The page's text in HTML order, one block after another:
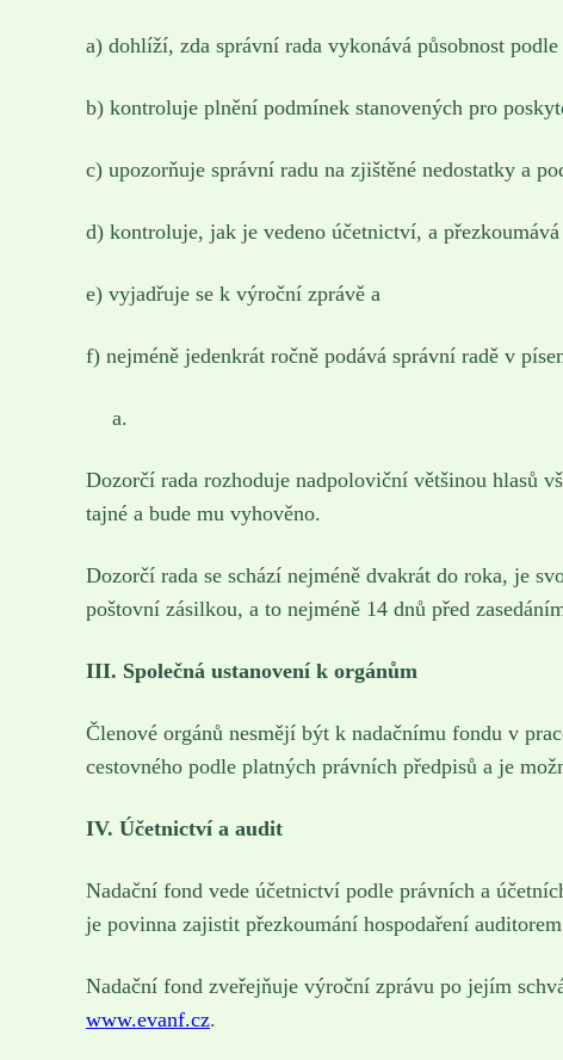
a) dohlíží, zda správní rada vykonává působnost
b) kontroluje plnění podmínek stanovených pro
c) upozorňuje správní radu na zjištěné nedostatky a
d) kontroluje, jak je vedeno účetnictví, a
e) vyjadřuje se k výroční zprávě a
f) nejméně jedenkrát ročně podává správní radě v
Dozorčí rada rozhoduje nadpoloviční většinou hlasů
tajné a bude mu vyhověno.
Dozorčí rada se schází nejméně dvakrát do roka, je
poštovní zásilkou, a to nejméně 14 dnů před
III. Společná ustanovení k orgánům
Členové orgánů nesmějí být k nadačnímu fondu v
cestovného podle platných právních předpisů a je
IV. Účetnictví a audit
Nadační fond vede účetnictví podle právních a
je povinna zajistit přezkoumání hospodaření
Nadační fond zveřejňuje výroční zprávu po jejím
www.evanf.cz.